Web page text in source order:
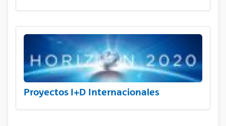
Proyectos I+D Internacionales